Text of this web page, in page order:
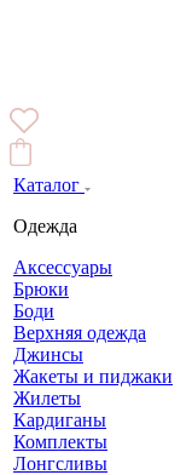
Каталог
Одежда
Аксессуары
Брюки
Боди
Верхняя одежда
Джинсы
Жакеты и пиджаки
Жилеты
Кардиганы
Комплекты
Лонгсливы